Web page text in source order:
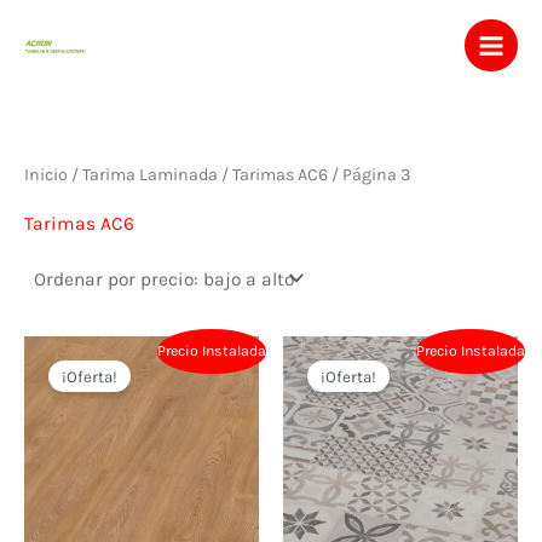
Inicio /Tarima Laminada /Tarimas AC6 / Página 3
Tarimas AC6
Precio Instalada
¡Oferta!
Precio Instalada
¡Oferta!